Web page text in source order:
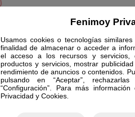
Fenimoy
Usamos cookies o tecnologías
finalidad de almacenar o acceder a
el acceso a los recursos y servicios,
productos y servicios, mostrar
rendimiento de anuncios o contenidos.
pulsando en “Aceptar”,
“Configuración”. Para más
Privacidad y Cookies.